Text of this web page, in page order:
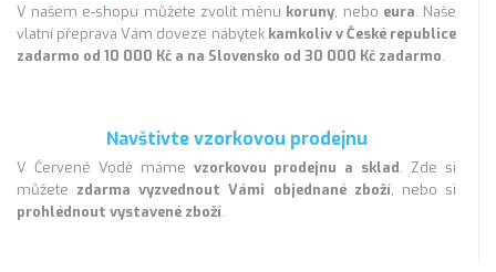
V našem e-shopu můžete zvolit měnu koruny, nebo eura. Naše
vlatní přeprava Vám doveze nábytek kamkoliv v České republice
zadarmo od 10 000 Kč a na Slovensko od 30 000 Kč zadarmo.
Navštivte vzorkovou prodejnu
V Červené Vodě máme vzorkovou prodejnu a sklad. Zde si
můžete zdarma vyzvednout Vámi objednané zboží, nebo si
prohlédnout vystavené zboží.